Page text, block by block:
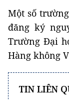
Một số
đăng ký
Trường Đại
Hàng không
TIN LIÊN